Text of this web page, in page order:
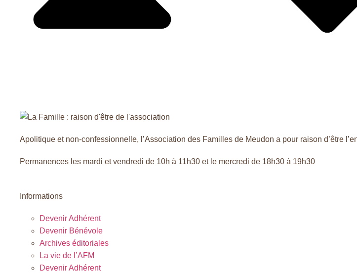
Apolitique et non-confessionnelle, l’Association des Familles de Meudon a pour raison d’être
Permanences les mardi et vendredi de 10h à 11h30 et le mercredi de 18h30 à 19h30
Informations
Devenir Adhérent
Devenir Bénévole
Archives éditoriales
La vie de l’AFM
Devenir Adhérent